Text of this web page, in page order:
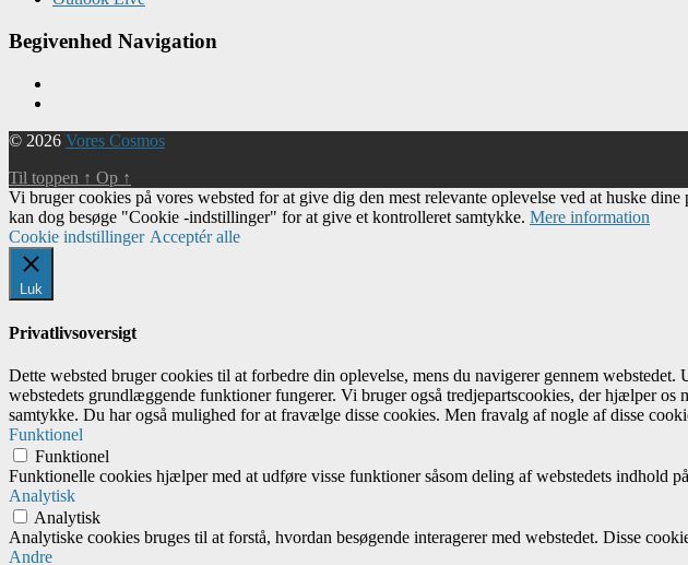
Begivenhed Navigation
© 2026 Vores Cosmos
Til toppen ↑ Op ↑
Vi bruger cookies på vores websted for at give dig den mest relevante oplevelse ved at huske
kan dog besøge "Cookie -indstillinger" for at give et kontrolleret samtykke. Mere information
Cookie indstillinger Acceptér alle
Luk
Privatlivsoversigt
Dette websted bruger cookies til at forbedre din oplevelse, mens du navigerer gennem
webstedets grundlæggende funktioner fungerer. Vi bruger også tredjepartscookies, der hjælper
samtykke. Du har også mulighed for at fravælge disse cookies. Men fravalg af nogle af disse
Funktionel
Funktionel
Funktionelle cookies hjælper med at udføre visse funktioner såsom deling af webstedets indhold
Analytisk
Analytisk
Analytiske cookies bruges til at forstå, hvordan besøgende interagerer med webstedet. Disse
Andre